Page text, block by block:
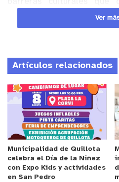
oportunidades reales,
laboral.
Andrea Zondek,
sostuvo que “las
ser corregidas ni
preestablecidos. Lo que
accesibles,
que valore la
fortaleza”.
La organización, con 41
Ver
Artículos relacionados
Municipalidad de Quillota
celebra el Día de la Niñez
con Expo Kids y actividades
en San Pedro